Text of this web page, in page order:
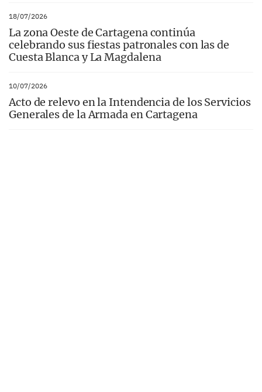
18/07/2026
La zona Oeste de Cartagena continúa
celebrando sus fiestas patronales con las de
Cuesta Blanca y La Magdalena
10/07/2026
Acto de relevo en la Intendencia de los Servicios
Generales de la Armada en Cartagena